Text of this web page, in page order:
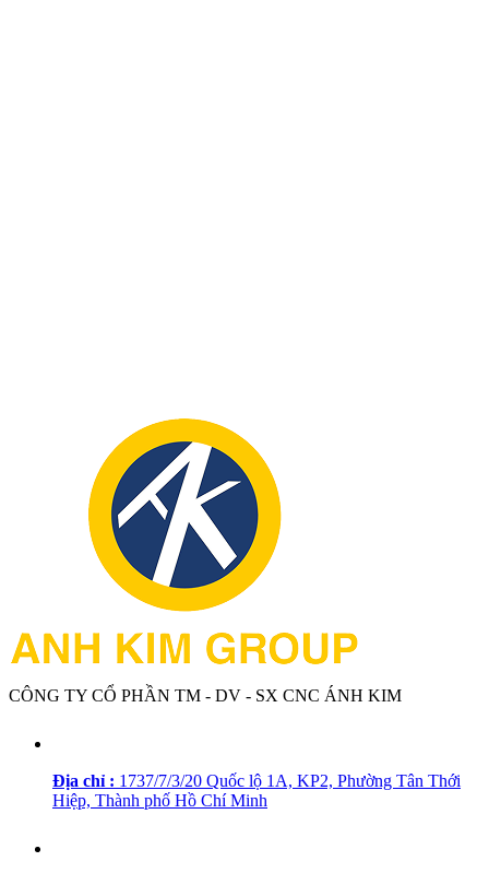
CÔNG TY CỔ PHẦN TM - DV - SX CNC ÁNH KIM
Địa chỉ : 1737/7/3/20 Quốc lộ 1A, KP2, Phường Tân Thới
Hiệp, Thành phố Hồ Chí Minh